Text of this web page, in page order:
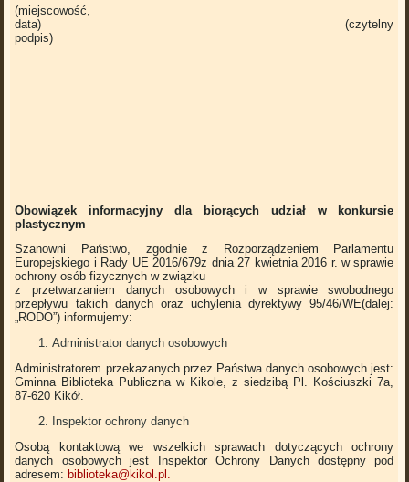
(miejscowość,
data) (czytelny
podpis)
Obowiązek informacyjny dla biorących udział w konkursie
plastycznym
Szanowni Państwo, zgodnie z Rozporządzeniem Parlamentu
Europejskiego i Rady UE 2016/679z dnia 27 kwietnia 2016 r. w sprawie
ochrony osób fizycznych w związku
z przetwarzaniem danych osobowych i w sprawie swobodnego
przepływu takich danych oraz uchylenia dyrektywy 95/46/WE(dalej:
„RODO”) informujemy:
Administrator danych osobowych
Administratorem przekazanych przez Państwa danych osobowych jest:
Gminna Biblioteka Publiczna w Kikole, z siedzibą Pl. Kościuszki 7a,
87-620 Kikół.
Inspektor ochrony danych
Osobą kontaktową we wszelkich sprawach dotyczących ochrony
danych osobowych jest Inspektor Ochrony Danych dostępny pod
adresem:biblioteka@kikol.pl